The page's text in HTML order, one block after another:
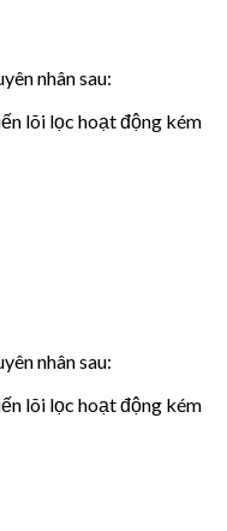
nhân sau:
lõi lọc hoạt động kém
nhân sau:
lõi lọc hoạt động kém